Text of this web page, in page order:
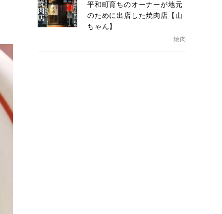
平和町育ちのオーナーが地元
のために出店した焼肉店【山
ちゃん】
焼肉